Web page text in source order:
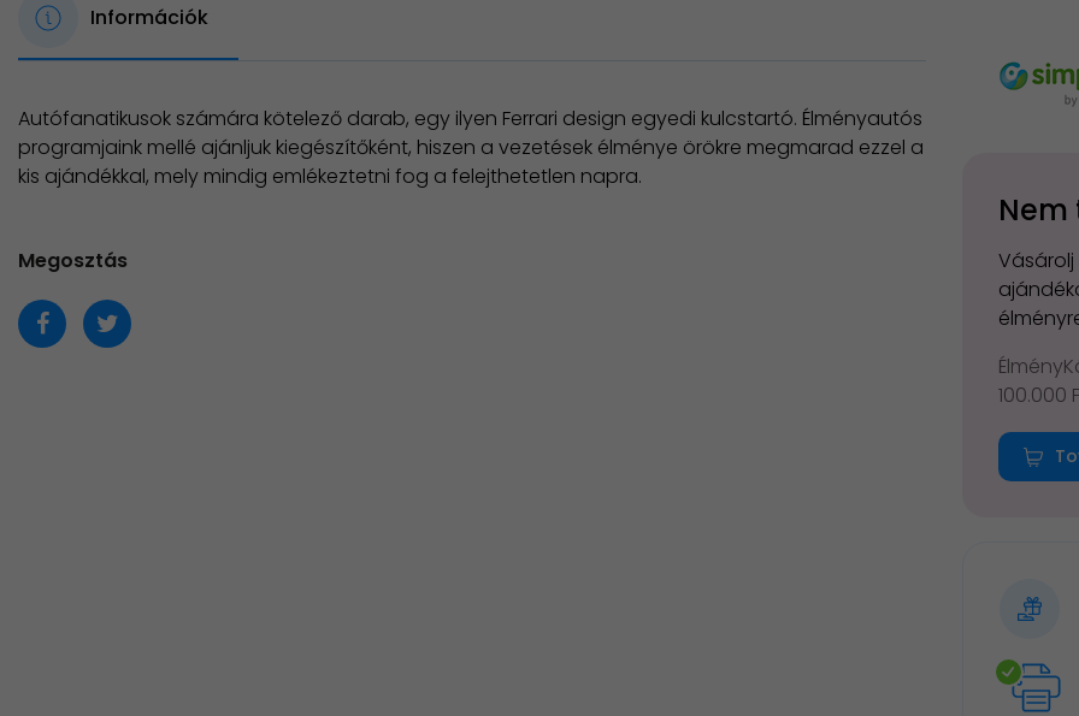
Információk
Autófanatikusok számára kötelező darab, egy ilyen Ferrari design egyedi kulcstartó. Élményautós
programjaink mellé ajánljuk kiegészítőként, hiszen a vezetések élménye örökre megmarad ezzel a
kis ajándékkal, mely mindig emlékeztetni fog a felejthetetlen napra.
Megosztás
Nem
100.000